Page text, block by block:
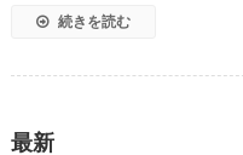
続きを読む
最新